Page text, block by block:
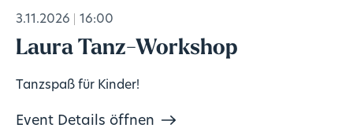
3.11.2026 16:00
Laura Tanz-Workshop
Tanzspaß für Kinder!
Event Details öffnen